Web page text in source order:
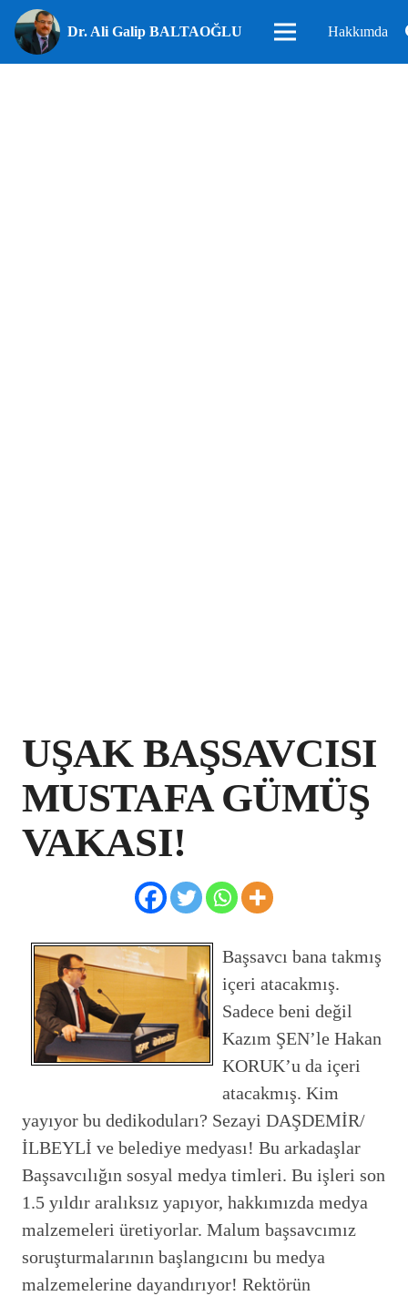
Dr. Ali Galip BALTAOĞLU Hakkımda
UŞAK BAŞSAVCISI
MUSTAFA GÜMÜŞ
VAKASI!
Başsavcı bana takmış
içeri atacakmış.
Sadece beni değil
Kazım ŞEN’le Hakan
KORUK’u da içeri
atacakmış. Kim
yayıyor bu dedikoduları? Sezayi DAŞDEMİR/
İLBEYLİ ve belediye medyası! Bu arkadaşlar
Başsavcılığın sosyal medya timleri. Bu işleri son
1.5 yıldır aralıksız yapıyor, hakkımızda medya
malzemeleri üretiyorlar. Malum başsavcımız
soruşturmalarının başlangıcını bu medya
malzemelerine dayandırıyor! Rektörün